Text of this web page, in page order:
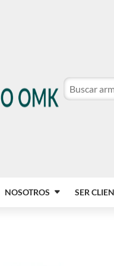
NOSOTROS SER